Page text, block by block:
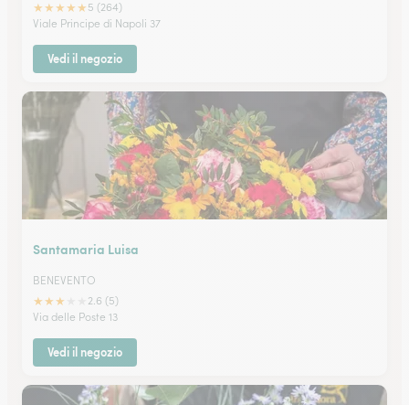
★★★★★ 5 (264)
Viale Principe di Napoli 37
Vedi il negozio
Santamaria Luisa
BENEVENTO
★★★
2.6 (5)
Via delle Poste 13
Vedi il negozio